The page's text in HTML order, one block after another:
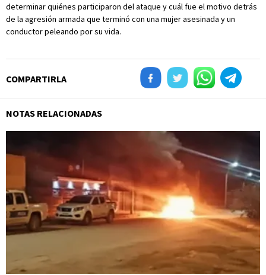
determinar quiénes participaron del ataque y cuál fue el motivo detrás
de la agresión armada que terminó con una mujer asesinada y un
conductor peleando por su vida.
COMPARTIRLA
NOTAS RELACIONADAS